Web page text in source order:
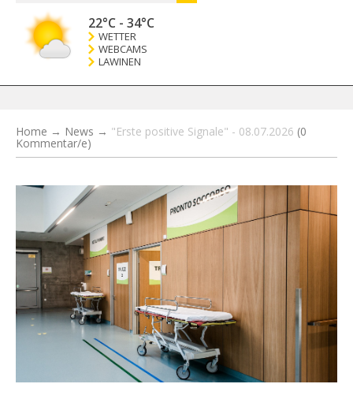
22°C - 34°C
WETTER
WEBCAMS
LAWINEN
Home → News → "Erste positive Signale" - 08.07.2026 (0
Kommentar/e)